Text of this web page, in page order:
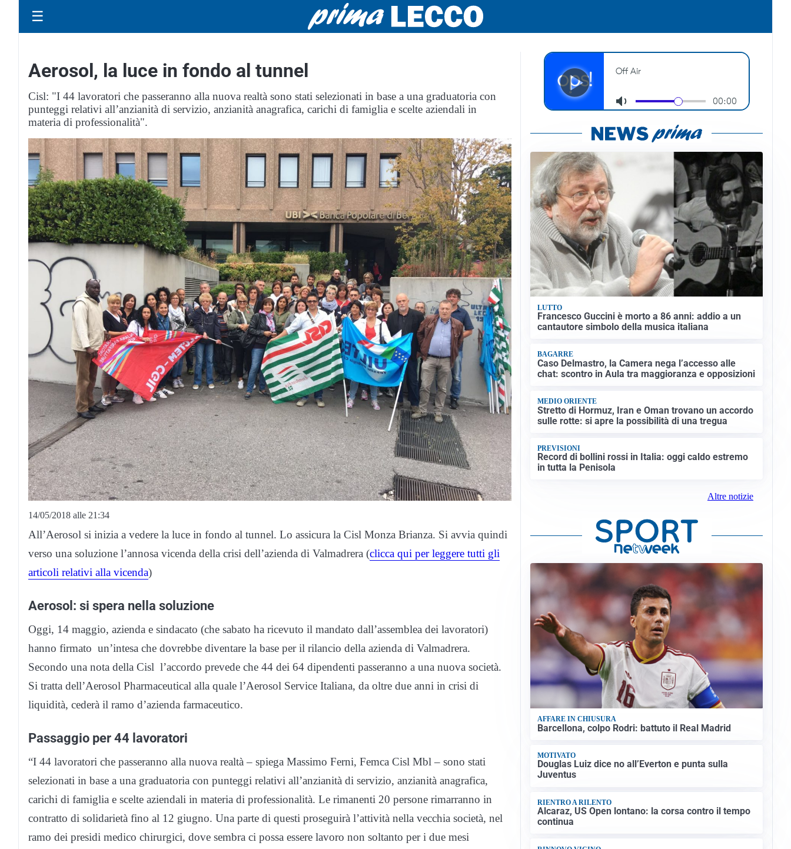
☰
Aerosol, la luce in fondo al tunnel
Cisl: "I 44 lavoratori che passeranno alla nuova realtà sono stati selezionati in base a una graduatoria con
punteggi relativi all’anzianità di servizio, anzianità anagrafica, carichi di famiglia e scelte aziendali in
materia di professionalità".
14/05/2018 alle 21:34
All’Aerosol si inizia a vedere la luce in fondo al tunnel. Lo assicura la Cisl Monza Brianza. Si avvia quindi
verso una soluzione l’annosa vicenda della crisi dell’azienda di Valmadrera (clicca qui per leggere tutti gli
articoli relativi alla vicenda)
Aerosol: si spera nella soluzione
Oggi, 14 maggio, azienda e sindacato (che sabato ha ricevuto il mandato dall’assemblea dei lavoratori)
hanno firmato un’intesa che dovrebbe diventare la base per il rilancio della azienda di Valmadrera.
Secondo una nota della Cisl l’accordo prevede che 44 dei 64 dipendenti passeranno a una nuova società.
Si tratta dell’Aerosol Pharmaceutical alla quale l’Aerosol Service Italiana, da oltre due anni in crisi di
liquidità, cederà il ramo d’azienda farmaceutico.
Passaggio per 44 lavoratori
“I 44 lavoratori che passeranno alla nuova realtà – spiega Massimo Ferni, Femca Cisl Mbl – sono stati
selezionati in base a una graduatoria con punteggi relativi all’anzianità di servizio, anzianità anagrafica,
carichi di famiglia e scelte aziendali in materia di professionalità. Le rimanenti 20 persone rimarranno in
contratto di solidarietà fino al 12 giugno. Una parte di questi proseguirà l’attività nella vecchia società, nel
ramo dei presidi medico chirurgici, dove sembra ci possa essere lavoro non soltanto per i due mesi
LUTTO
Francesco Guccini è morto a 86 anni: addio a un
cantautore simbolo della musica italiana
BAGARRE
Caso Delmastro, la Camera nega l’accesso alle
chat: scontro in Aula tra maggioranza e opposizioni
MEDIO ORIENTE
Stretto di Hormuz, Iran e Oman trovano un accordo
sulle rotte: si apre la possibilità di una tregua
PREVISIONI
Record di bollini rossi in Italia: oggi caldo estremo
in tutta la Penisola
Altre notizie
AFFARE IN CHIUSURA
Barcellona, colpo Rodri: battuto il Real Madrid
MOTIVATO
Douglas Luiz dice no all’Everton e punta sulla
Juventus
RIENTRO A RILENTO
Alcaraz, US Open lontano: la corsa contro il tempo
continua